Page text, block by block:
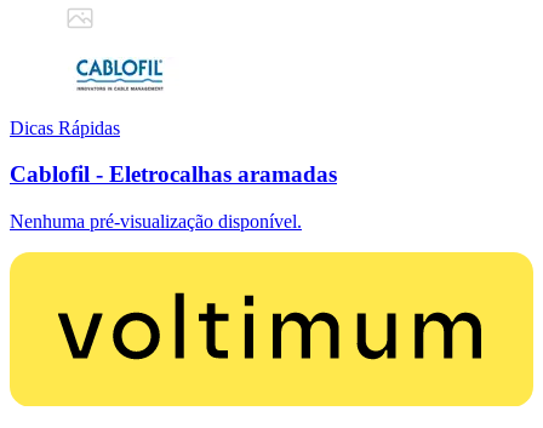
Dicas Rápidas
Cablofil - Eletrocalhas aramadas
Nenhuma pré-visualização disponível.